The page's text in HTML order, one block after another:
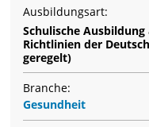
Ausbildungsart:
Schulische
Richtlinien der
geregelt)
Branche:
Gesundheit